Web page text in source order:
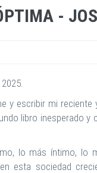
-
y escribir mi
libro inesperado
lo más íntimo, lo
esta sociedad